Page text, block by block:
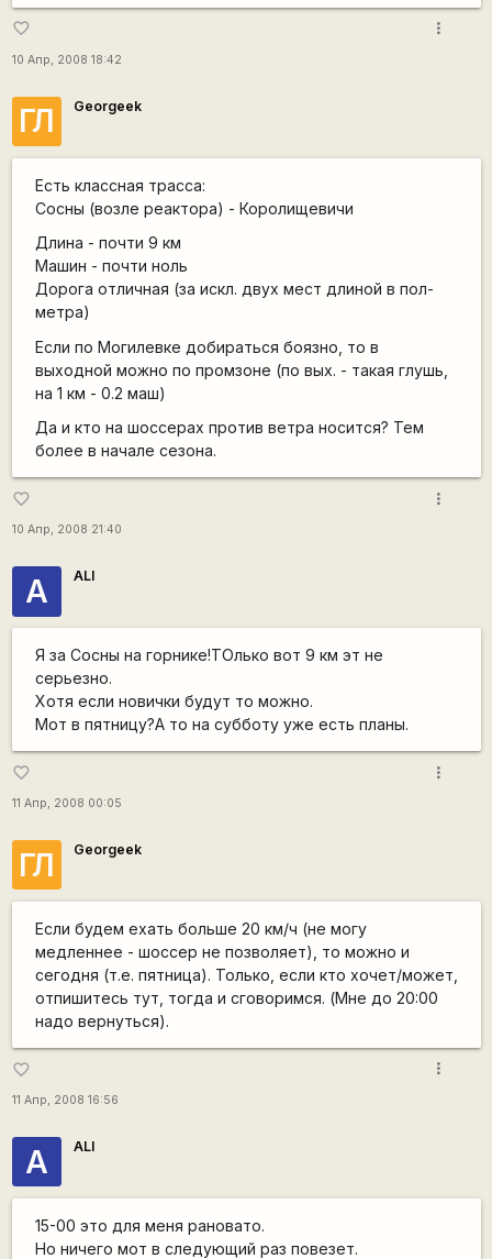
favorite_border
10 Апр, 2008 18:42
more_vert
ГЛ Georgeek
Есть классная трасса:
Сосны (возле реактора) - Королищевичи
Длина - почти 9 км
Машин - почти ноль
Дорога отличная (за искл. двух мест длиной в пол-
метра)
Если по Могилевке добираться боязно, то в
выходной можно по промзоне (по вых. - такая глушь,
на 1 км - 0.2 маш)
Да и кто на шоссерах против ветра носится? Тем
более в начале сезона.
favorite_border
10 Апр, 2008 21:40
more_vert
A ALI
Я за Сосны на горнике!ТОлько вот 9 км эт не
серьезно.
Хотя если новички будут то можно.
Мот в пятницу?А то на субботу уже есть планы.
favorite_border
11 Апр, 2008 00:05
more_vert
ГЛ Georgeek
Если будем ехать больше 20 км/ч (не могу
медленнее - шоссер не позволяет), то можно и
сегодня (т.е. пятница). Только, если кто хочет/может,
отпишитесь тут, тогда и сговоримся. (Мне до 20:00
надо вернуться).
favorite_border
11 Апр, 2008 16:56
more_vert
A ALI
15-00 это для меня рановато.
Но ничего мот в следующий раз повезет.